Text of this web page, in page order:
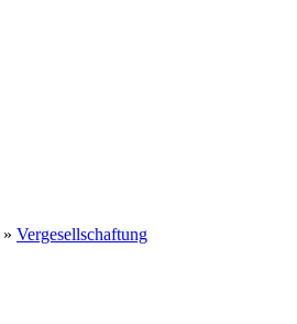
» Vergesellschaftung